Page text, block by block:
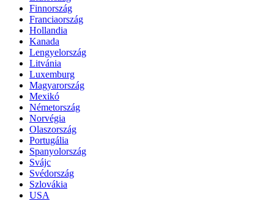
Finnország
Franciaország
Hollandia
Kanada
Lengyelország
Litvánia
Luxemburg
Magyarország
Mexikó
Németország
Norvégia
Olaszország
Portugália
Spanyolország
Svájc
Svédország
Szlovákia
USA